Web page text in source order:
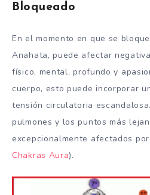
Bloqueado
En el momento en que se
Anahata, puede afectar
físico, mental, profundo y
cuerpo, esto puede incorporar
tensión circulatoria
pulmones y los puntos más
excepcionalmente afectados
Chakras Aura).